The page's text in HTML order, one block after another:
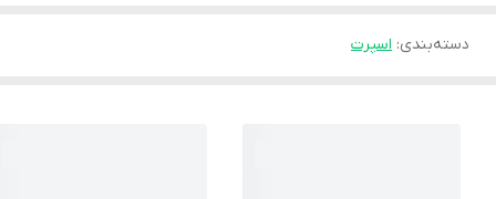
دسته‌بندی: اسپرت